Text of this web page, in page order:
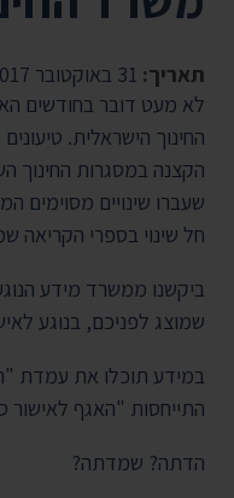
תאריך:
לא מעט דובר בחודשים
החינוך הישראלית.
הקצנה במסגרות החינוך
שעברו שינויים מסוימים
חל שינוי בספרי הקריאה
ביקשנו ממשרד מידע
שמוצג לפניכם, בנוגע
במידע תוכלו את עמדת
התייחסות "האגף לאישור
הדתה? שמדתה?